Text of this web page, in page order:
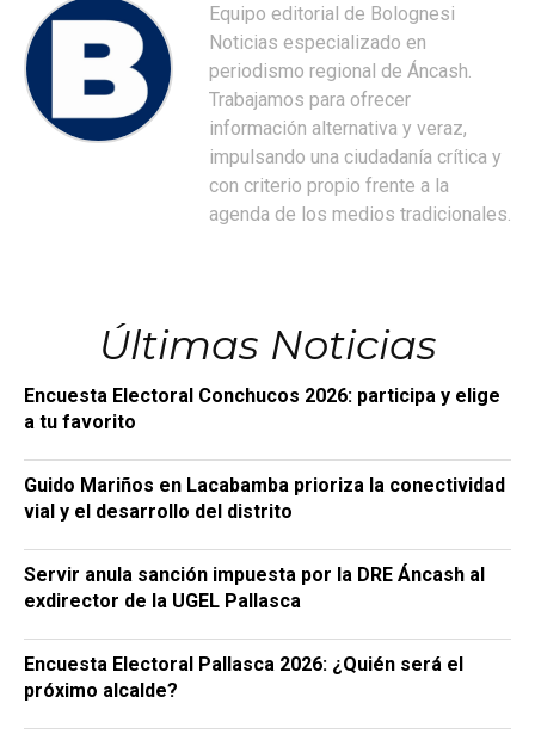
Equipo editorial de Bolognesi
Noticias especializado en
periodismo regional de Áncash.
Trabajamos para ofrecer
información alternativa y veraz,
impulsando una ciudadanía crítica y
con criterio propio frente a la
agenda de los medios tradicionales.
Últimas Noticias
Encuesta Electoral Conchucos 2026: participa y elige
a tu favorito
Guido Mariños en Lacabamba prioriza la conectividad
vial y el desarrollo del distrito
Servir anula sanción impuesta por la DRE Áncash al
exdirector de la UGEL Pallasca
Encuesta Electoral Pallasca 2026: ¿Quién será el
próximo alcalde?